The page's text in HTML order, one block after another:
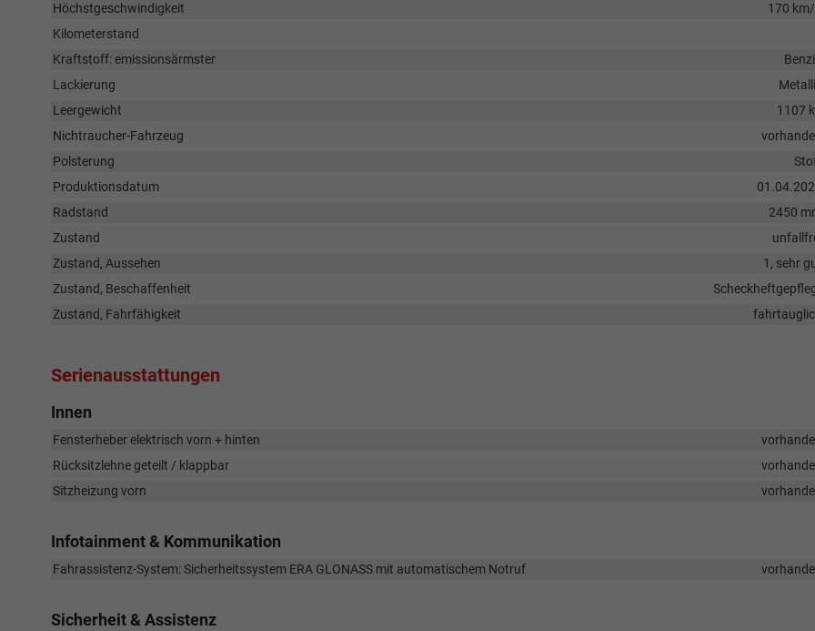
Höchstgeschwindigkeit
170
Kilometerstand
Kraftstoff: emissionsärmster
Lackierung
Leergewicht
1107
Nichtraucher-Fahrzeug
Polsterung
Produktionsdatum
Radstand
2450
Zustand
Zustand, Aussehen
1, sehr
Zustand, Beschaffenheit
Zustand, Fahrfähigkeit
Serienausstattungen
Innen
Fensterheber elektrisch vorn + hinten
Rücksitzlehne geteilt / klappbar
Sitzheizung vorn
Infotainment & Kommunikation
Fahrassistenz-System: Sicherheitssystem ERA GLONASS mit automatischem Notruf
Sicherheit & Assistenz